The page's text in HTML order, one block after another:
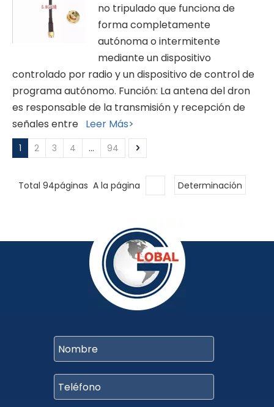
no tripulado que funciona de
forma completamente
autónoma o intermitente
mediante un dispositivo
controlado por radio y un dispositivo de control de
programa autónomo. Función: La antena del dron
es responsable de la transmisión y recepción de
señales entre Leer Más>
1 2 3 4 ... 94
Total 94páginas A la página Determinación